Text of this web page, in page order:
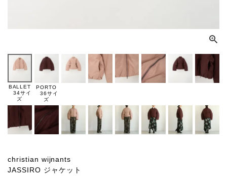
BALLET
34サイ
ズ
PORTO
36サイ
ズ
christian wijnants
JASSIRO ジャケット